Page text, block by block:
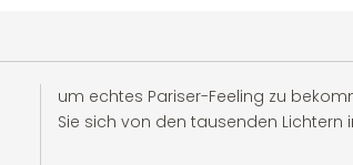
um echtes Pariser-Feeling zu
Sie sich von den tausenden Lichtern